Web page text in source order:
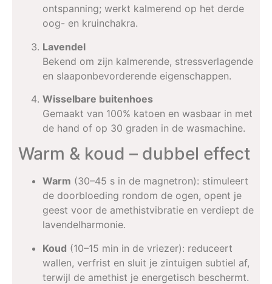
ontspanning; werkt kalmerend op het derde
oog- en kruinchakra.
Lavendel
Bekend om zijn kalmerende, stressverlagende
en slaaponbevorderende eigenschappen.
Wisselbare buitenhoes
Gemaakt van 100% katoen en wasbaar in met
de hand of op 30 graden in de wasmachine.
Warm & koud – dubbel effect
Warm (30–45 s in de magnetron): stimuleert
de doorbloeding rondom de ogen, opent je
geest voor de amethist­vibratie en verdiept de
lavendelharmonie.
Koud (10–15 min in de vriezer): reduceert
wallen, verfrist en sluit je zintuigen subtiel af,
terwijl de amethist je energetisch beschermt.